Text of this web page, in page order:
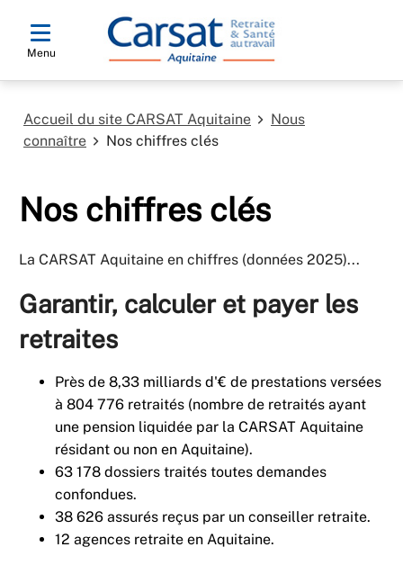
Menu
Accueil du site CARSAT Aquitaine
Nous
connaître
Nos chiffres clés
Nos chiffres clés
La CARSAT Aquitaine en chiffres (données 2025)...
Garantir, calculer et payer les
retraites
Près de 8,33 milliards d'€ de prestations versées
à 804 776 retraités (nombre de retraités ayant
une pension liquidée par la CARSAT Aquitaine
résidant ou non en Aquitaine).
63 178 dossiers traités toutes demandes
confondues.
38 626 assurés reçus par un conseiller retraite.
12 agences retraite en Aquitaine.